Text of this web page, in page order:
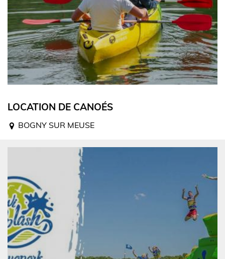
LOCATION DE CANOÉS
BOGNY SUR MEUSE